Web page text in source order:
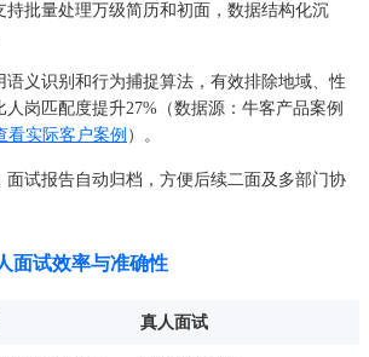
持批量处理万级简历和初面，数据结构化沉
语义识别和行为捕捉算法，有效排除地域、性
岗匹配度提升27%（数据源：牛客产品案例
看实际客户案例 ）。
面试报告自动归档，方便后续二面及多部门协
面试效率与准确性
真人面试